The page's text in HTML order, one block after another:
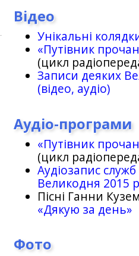
Відео
Унікальні
«Путівник
(цикл
Записи деяких
(відео, аудіо)
Аудіо-програми
«Путівник
(цикл
Аудіозапис
Великодня 2015
Пісні Ганни
«Дякую за день»
Фото